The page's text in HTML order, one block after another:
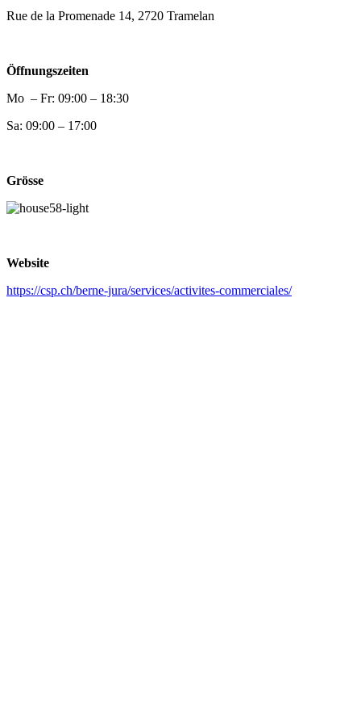
Rue de la Promenade 14, 2720 Tramelan
Öffnungszeiten
Mo – Fr: 09:00 – 18:30
Sa: 09:00 – 17:00
Grösse
Website
https://csp.ch/berne-jura/services/activites-commerciales/